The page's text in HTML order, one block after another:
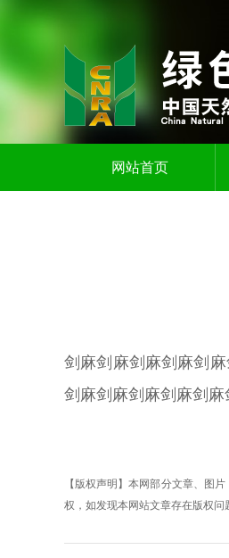
网站首页
剑麻剑麻剑麻剑麻剑
剑麻剑麻剑麻剑麻剑
【版权声明】本网部分文章、图
权，如发现本网站文章存在版权问